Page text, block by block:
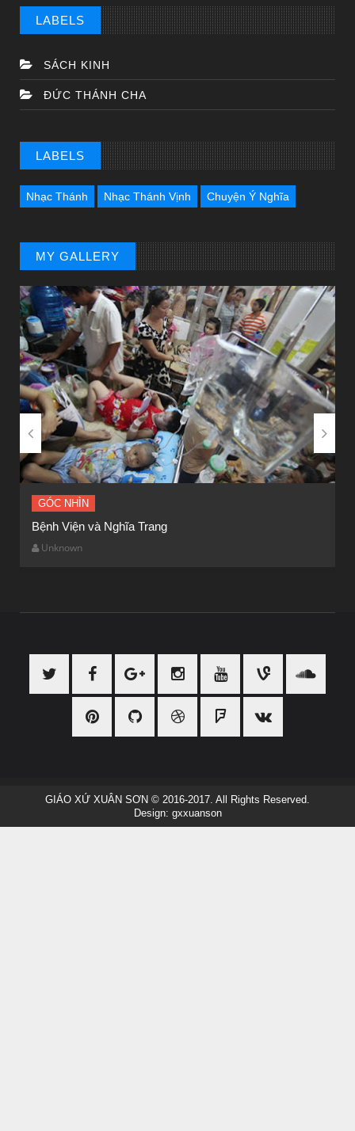
LABELS
SÁCH KINH
ĐỨC THÁNH CHA
LABELS
Nhạc Thánh Nhạc Thánh Vịnh Chuyện Ý Nghĩa
MY GALLERY
GÓC NHÌN
Bệnh Viện và Nghĩa Trang
Unknown
 
GIÁO XỨ XUÂN SƠN © 2016-2017. All Rights Reserved.
Design: gxxuanson